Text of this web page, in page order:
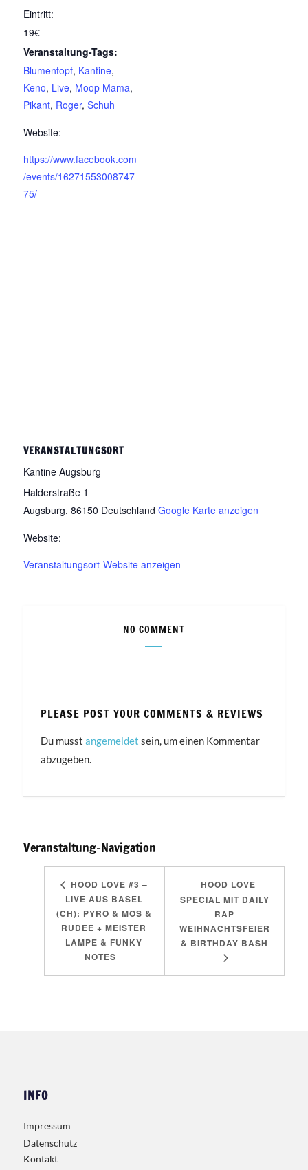
Eintritt:
19€
Veranstaltung-Tags:
Blumentopf, Kantine,
Keno, Live, Moop Mama,
Pikant, Roger, Schuh
Website:
https://www.facebook.com
/events/16271553008747
75/
VERANSTALTUNGSORT
Kantine Augsburg
Halderstraße 1
Augsburg, 86150 Deutschland Google Karte anzeigen
Website:
Veranstaltungsort-Website anzeigen
NO COMMENT
PLEASE POST YOUR COMMENTS & REVIEWS
Du musst angemeldet sein, um einen Kommentar
abzugeben.
Veranstaltung-Navigation
HOOD LOVE #3 –
LIVE AUS BASEL
(CH): PYRO & MOS &
RUDEE + MEISTER
LAMPE & FUNKY
NOTES
HOOD LOVE
SPECIAL MIT DAILY
RAP
WEIHNACHTSFEIER
& BIRTHDAY BASH
INFO
Impressum
Datenschutz
Kontakt